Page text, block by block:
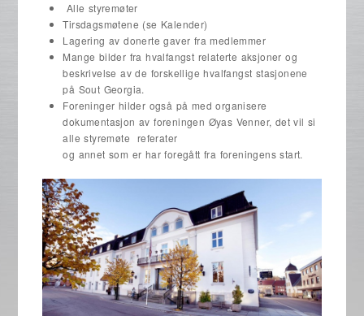
Alle styremøter
Tirsdagsmøtene (se Kalender)
Lagering av donerte gaver fra medlemmer
Mange bilder fra hvalfangst relaterte aksjoner og
beskrivelse av de forskellige hvalfangst stasjonene
på Sout Georgia.
Foreninger hilder også på med organisere
dokumentasjon av foreningen Øyas Venner, det vil si
alle styremøte referater
og annet som er har foregått fra foreningens start.